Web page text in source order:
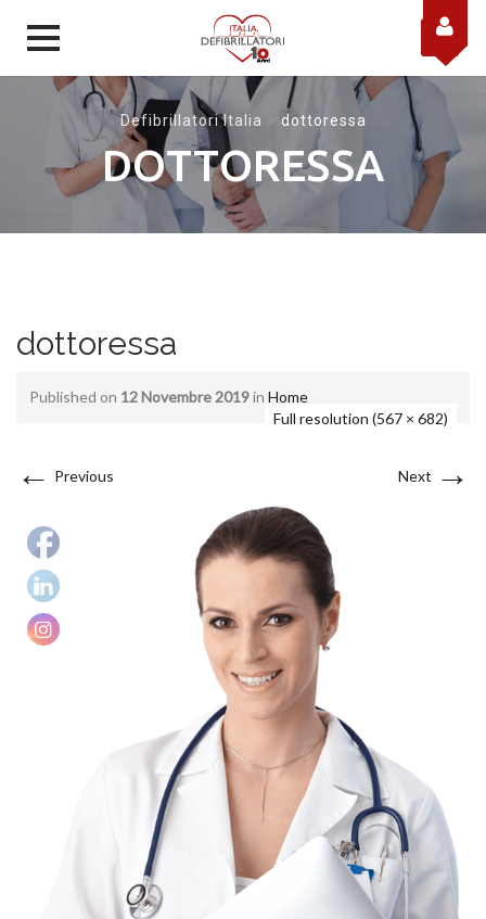
Skip to content
Defibrillatori Italia dottoressa
DOTTORESSA
dottoressa
Published on 12 Novembre 2019in Home
Full resolution (567 × 682)
← Previous Next →